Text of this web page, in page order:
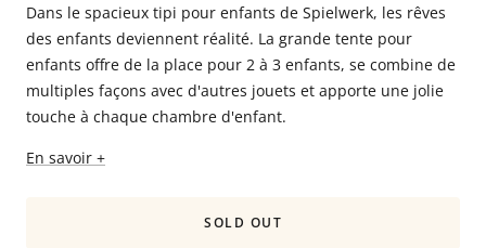
sur
Babyphones,
coussins
maternité
et
Dans le spacieux tipi pour enfants de Spielwerk, les rêves
des enfants deviennent réalité. La grande tente pour
enfants offre de la place pour 2 à 3 enfants, se combine de
multiples façons avec d'autres jouets et apporte une jolie
touche à chaque chambre d'enfant.
En savoir +
SOLD OUT